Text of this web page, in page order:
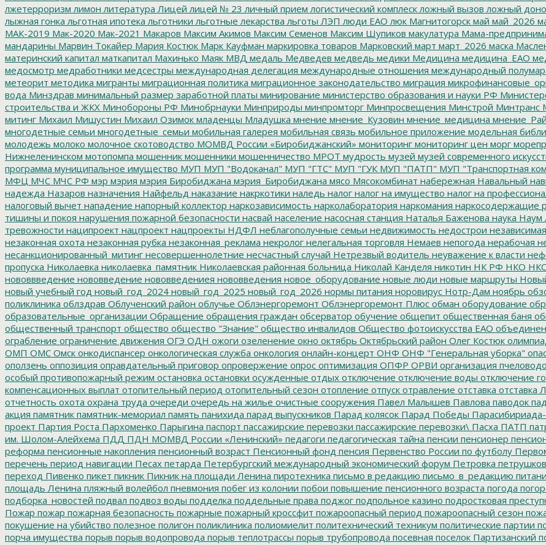
лжетерроризм лимон литература Лицей лицей № 23 личный прием логистический комплеск ложный вызов ложный
лыжная гонка льготная ипотека льготники льготные лекарства льготы ЛЭП люди ЕАО люк Магнитогорск май май_2026
МАК-2019 Мак-2020 Мак-2021 Макаров Максим Акимов Максим Семенов Максим Шупиков макулатура Мама-
мандарины Марвин Токайер Мария Костюк Марк Кауфман маркировка товаров Марковский март март_2026 маска
материнский капитал маткапитал Махинько Маяк МВД медаль Медведев медведь медики Медицина медицина_ЕАО
медосмотр медработники медсестры международная делегация международные отношения международный
метеорит методика мигранты миграционная политика миграционное законодательство миграция
вода Минздрав минимальный размер заработной платы минирование министерство образования и науки РФ
строительства и ЖКХ Минобороны РФ Минобрнауки Минприроды минпромторг Минпросвещения Минстрой Минтранс
митинг Михаил Мишустин Михаил Озимок младенцы Младушка мнение мнение_Кузовин мнение_медицина
многодетные семьи многодетные_семьи мобильная галерея мобильная связь мобильное приложение модельная
молодежь молоко молочное скотоводство МОМВД России «Биробиджанский» мониторинг мониторинг цен морг
Нижнеленинском мотопомпа мошенник мошенники мошенничество МРОТ мудрость музей музей современного
программа муниципальное имущество МУП МУП "Водоканал" МУП "ГТС" МУП "ГУК МУП "ПАТП" МУП "Транспортная
МФЦ МЧС МЧС РФ мэр мэрия мэрия Биробиджана мэрия_Биробиджана мясо Мясокомбинат набережная Навальный
надежда Назаров назначения Найфельд наказание накркотики наледь налог налог на имущество налог на
налоговый вычет нападение напорный коллектор наркозависимость нарколаборатория наркомания наркосодержащие
тишины и покоя нарушения пожарной безопасности насвай население насосная станция Наталья Баженова наука Наум
тревожности наципроект нацпроект нацпроекты НДФЛ неблагополучные семьи недвижимость недострои
незаконная охота незаконная рубка незаконная_реклама некролог нелегальная торговля Немаев непогода нерабочая
несанкционированный_митинг несовершеннолетние несчастный случай Нетрезвый водитель неуважение к власти
пропуска Николаевка николаевка_памятник Николаевская районная больница Николай Канделя никотин НК РФ НКО
нововвведение нововведение нововведениея нововведения новое_оборудование новые люди новые маршруты
новый учебный год новый_год_2024 новый_год_2025 новый_год_2026 нормы питания норовирус Нотр-Дам ноябрь
поликлиника облздрав Облученский район облучье Облэнергоремонт Облэнергоремонт Плюс обман оборудование
образовательные_организации Обращение обращения граждан обсерватор обучение общепит общественная баня
общественный транспорт общество общество "Знание" общество инвалидов Общество фотоискусства ЕАО
ограбление ограничение движения ОГЭ ОДН ожоги озеленение окно октябрь Октябрьский район Олег Костюк
ОМП ОМС Омск онкодиспансер онкологическая служба онкология онлайн-концерт ОНФ ОНФ "Генеральная уборка"
оползень оппозиция оправдательный приговор опровержение опрос оптимизация ОПФР ОРВИ организация
особый противопожарный режим остановка остановки осужденные отдых отключение отключение воды отключение
компенсационных выплат отопительный период отопительный сезон отопление отпуск отравление отставка отставка
отчетность охота охрана труда очереди очередь на жилье очистные сооружения Павел Малышев Павлова паводок
акция памятник памятник-мемориал память панихида парад выпускников Парад колясок Парад Победы
проект Партия Роста Пархоменко Парыгина паспорт пассажирские перевозки пассажирские перевозки\ Пасха ПАТП
им. Шолом-Алейхема ПДД ПДН МОМВД России «Ленинский» педагоги педагогическая тайна пенсии пенсионер
реформа пенсионные накопления пенсионный возраст Пенсионный фонд пенсия Первенство России по футболу
перечень период навигации Песах петарда Петербургский международный экономический форум Петровка
переход Пивенко пикет пикник Пикник на площади Ленина пиротехника письмо в редакцию письмо_в_редакцию
площадь Ленина пляжный волейбол пневмония побег из колонии побои повышение пенсионного возраста погода
подборка_новостей подвал подвоз воды подделка поддельные права поджог подпольное казино подростковая
Пожар пожар пожарная безопасность пожарные пожарный кроссфит пожароопасный период пожароопасный сезон
покушение на убийство полезное полигон поликлиника полиомиелит политехнический техникум политические партии
порча имущества порыв порыв водопровода порыв теплотрассы порыв трубопровода посевная поселок Партизанский